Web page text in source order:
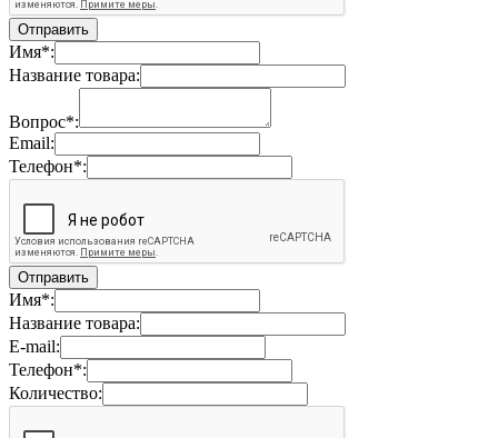
Имя*:
Название товара:
Вопрос*:
Email:
Телефон*:
Имя*:
Название товара:
E-mail:
Телефон*:
Количество: